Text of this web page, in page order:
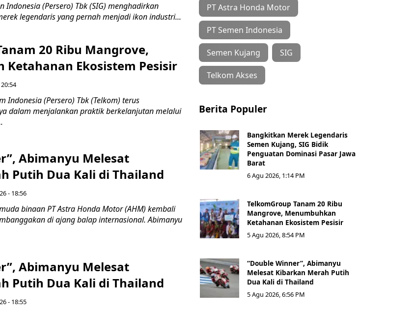
Indonesia (Persero) Tbk (SIG) menghadirkan
legendaris yang pernah menjadi ikon industri...
20 Ribu Mangrove,
Ketahanan Ekosistem Pesisir
Indonesia (Persero) Tbk (Telkom) terus
dalam menjalankan praktik berkelanjutan melalui
Abimanyu Melesat
Putih Dua Kali di Thailand
- 18:56
binaan PT Astra Honda Motor (AHM) kembali
di ajang balap internasional. Abimanyu
Abimanyu Melesat
Putih Dua Kali di Thailand
- 18:55
PT Astra Honda Motor
PT Semen Indonesia
Semen Kujang SIG
Telkom Akses
Berita Populer
Bangkitkan Merek Legendaris
Semen Kujang, SIG Bidik
Penguatan Dominasi Pasar Jawa
Barat
6 Agu 2026, 1:14 PM
TelkomGroup Tanam 20 Ribu
Mangrove, Menumbuhkan
Ketahanan Ekosistem Pesisir
5 Agu 2026, 8:54 PM
“Double Winner”, Abimanyu
Melesat Kibarkan Merah Putih
Dua Kali di Thailand
5 Agu 2026, 6:56 PM